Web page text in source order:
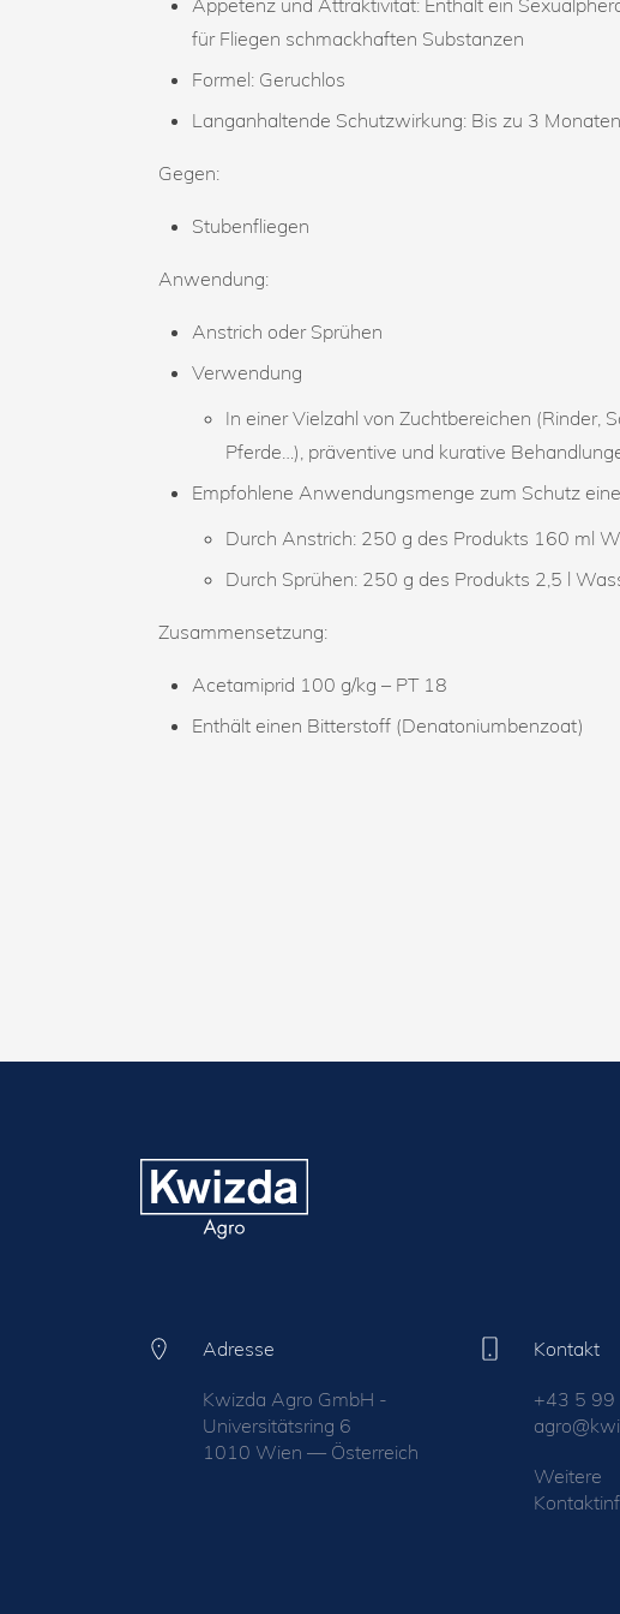
für Fliegen schmackhaften Substanzen
Formel: Geruchlos
Langanhaltende Schutzwirkung: Bis zu 3 Monaten
Gegen:
Stubenfliegen
Anwendung:
Anstrich oder Sprühen
Verwendung
In einer Vielzahl von Zuchtbereichen (Rinder,
Pferde…), präventive und kurative
Empfohlene Anwendungsmenge zum Schutz
Durch Anstrich: 250 g des Produkts 160 ml
Durch Sprühen: 250 g des Produkts 2,5 l
Zusammensetzung:
Acetamiprid 100 g/kg – PT 18
Enthält einen Bitterstoff (Denatoniumbenzoat)
Adresse
Kwizda Agro GmbH -
Universitätsring 6
1010 Wien — Österreich
Kontakt
+43 5
Weitere